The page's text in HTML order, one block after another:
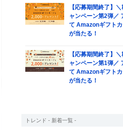
【応募期間終了】
ャンペーン第2弾／
て Amazonギフト
が当たる！
【応募期間終了】
ャンペーン第1弾／
て Amazonギフト
が当たる！
トレンド - 新着一覧 -